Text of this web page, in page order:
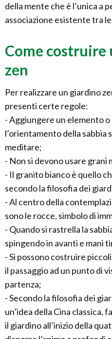
della mente che è l’unica a
associazione esistente tra
Come costruire
zen
Per realizzare un giardino
presenti certe regole:
- Aggiungere un elemento
l’orientamento della sabbia
meditare;
- Non si devono usare grani
- Il granito bianco è quello
secondo la filosofia dei
- Al centro della
sono le rocce, simbolo di
- Quando si rastrella la
spingendo in avanti e mani
- Si possono costruire
il passaggio ad un punto di
partenza;
- Secondo la filosofia dei
un’idea della Cina
il giardino all’inizio della